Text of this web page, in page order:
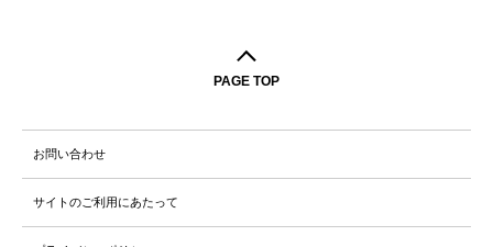
PAGE TOP
お問い合わせ
サイトのご利用にあたって